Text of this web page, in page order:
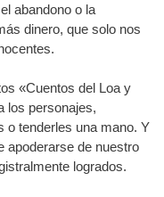
abandono o la
dinero, que solo nos
«Cuentos del Loa y
los personajes,
o tenderles una mano. Y
apoderarse de nuestro
logrados.